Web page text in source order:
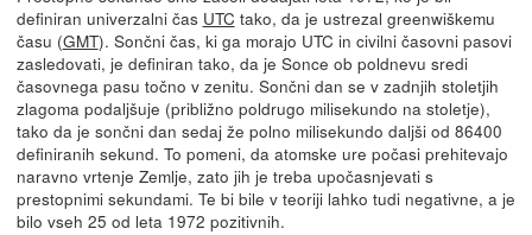
definiran univerzalni čas UTC tako, da je ustrezal greenwiškemu
času (GMT). Sončni čas, ki ga morajo UTC in civilni časovni pasovi
zasledovati, je definiran tako, da je Sonce ob poldnevu sredi
časovnega pasu točno v zenitu. Sončni dan se v zadnjih stoletjih
zlagoma podaljšuje (približno poldrugo milisekundo na stoletje),
tako da je sončni dan sedaj že polno milisekundo daljši od 86400
definiranih sekund. To pomeni, da atomske ure počasi prehitevajo
naravno vrtenje Zemlje, zato jih je treba upočasnjevati s
prestopnimi sekundami. Te bi bile v teoriji lahko tudi negativne, a je
bilo vseh 25 od leta 1972 pozitivnih.